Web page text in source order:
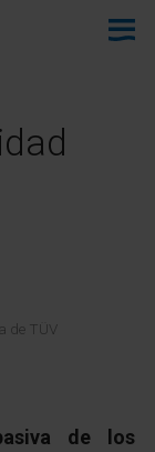
de TÜV
de los